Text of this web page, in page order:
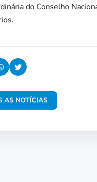
do Conselho
AS NOTÍCIAS